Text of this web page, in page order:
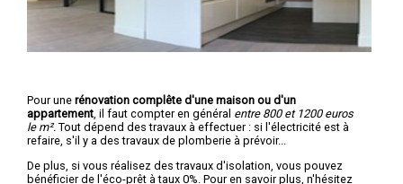
Pour une rénovation complête d'une maison ou d'un
appartement , il faut compter en général entre 800 et 1200 euros
le m². Tout dépend des travaux à effectuer : si l'électricité est à
refaire, s'il y a des travaux de plomberie à prévoir...
De plus, si vous réalisez des travaux d'isolation, vous pouvez
bénéficier de l'éco-prêt à taux 0%. Pour en savoir plus, n'hésitez